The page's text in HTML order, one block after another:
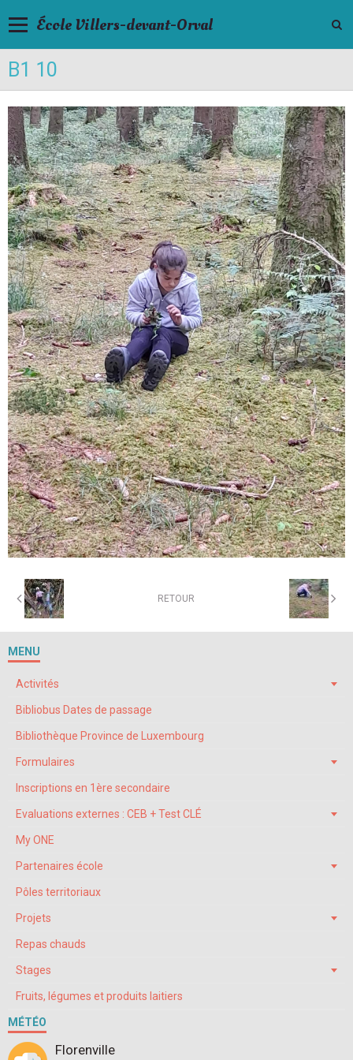
École Villers-devant-Orval
B1 10
RETOUR
MENU
Activités
Bibliobus Dates de passage
Bibliothèque Province de Luxembourg
Formulaires
Inscriptions en 1ère secondaire
Evaluations externes : CEB + Test CLÉ
My ONE
Partenaires école
Pôles territoriaux
Projets
Repas chauds
Stages
Fruits, légumes et produits laitiers
MÉTÉO
Florenville